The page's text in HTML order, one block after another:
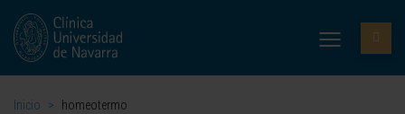
Inicio > homeotermo